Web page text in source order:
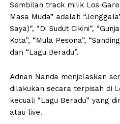
Sembilan track milik Los
Masa Muda” adalah
Saya)”, “Di Sudut Cikini”,
Kota”, “Mula Pesona”,
dan “Lagu Beradu”.
Adnan Nanda menjelaskan
dilakukan secara terpisah di
kecuali “Lagu Beradu” yang
atau live.